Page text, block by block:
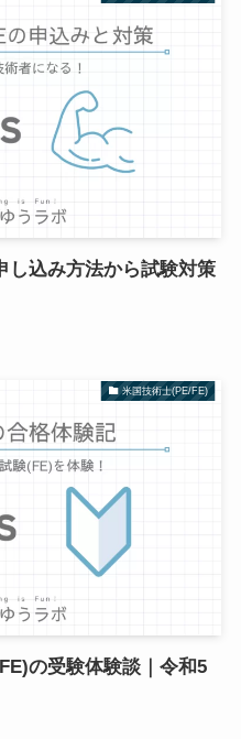
し込み方法から試験対策
米国技術士(PE/FE)
の受験体験談｜令和5